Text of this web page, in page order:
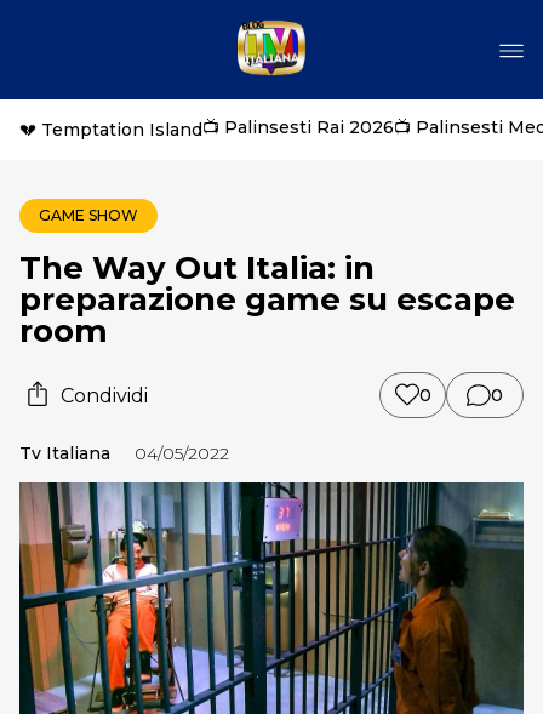
💔 Temptation Island📺 Palinsesti Rai 2026📺 Palinsesti
GAME SHOW
The Way Out Italia: in
preparazione game su escape
room
Condividi 0 0
Tv Italiana 04/05/2022